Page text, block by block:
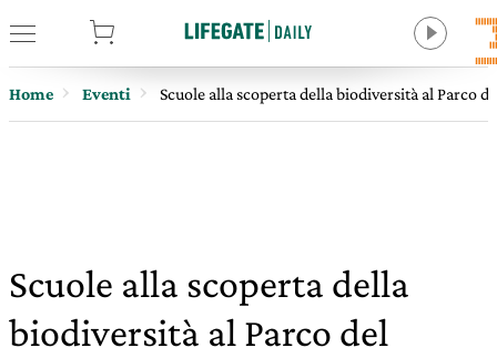
Home Eventi Scuole alla scoperta della biodiversità al Parco
Scuole alla scoperta della
biodiversità al Parco del